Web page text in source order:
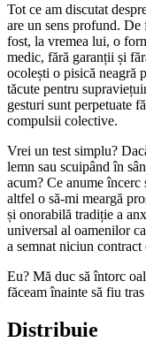
Tot ce am discutat
are un sens profund.
fost, la vremea lui, o
medic, fără garanții și
ocolești o pisică neagră
tăcute pentru
gesturi sunt perpetuate
compulsii colective.
Vrei un test simplu?
lemn sau scuipând în
acum? Ce anume încerc
altfel o să-mi meargă
și onorabilă tradiție a
universal al oamenilor
a semnat niciun contract
Eu? Mă duc să întorc
făceam înainte să fiu
Distribuie